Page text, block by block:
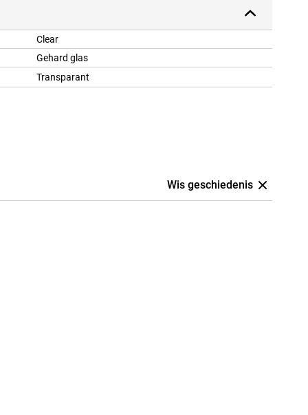
Clear
Gehard glas
Transparant
Wis geschiedenis